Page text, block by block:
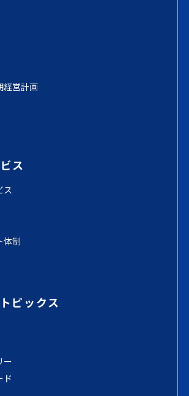
経営計画
ス
ス
体制
ピックス
ー
ド